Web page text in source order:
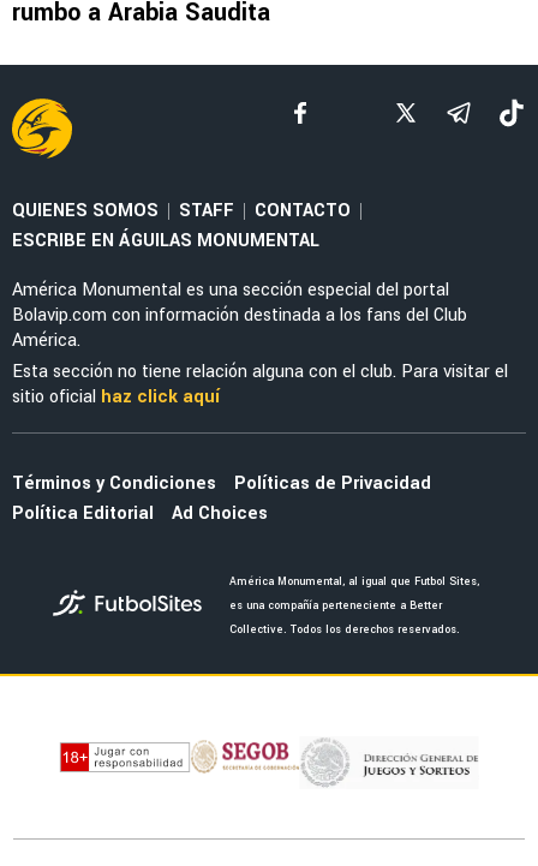
LEAGUES CUP 2026
Sebastián Cáceres y la confesión que hizo de
América y la Leagues Cup